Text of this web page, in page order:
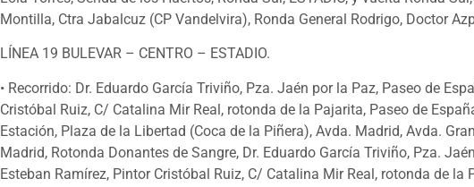
Montilla, Ctra Jabalcuz (CP Vandelvira), Ronda General Rodrigo, Doctor
LÍNEA 19 BULEVAR – CENTRO – ESTADIO.
• Recorrido: Dr. Eduardo García Triviño, Pza. Jaén por la Paz, Paseo de
Cristóbal Ruiz, C/ Catalina Mir Real, rotonda de la Pajarita, Paseo de
Estación, Plaza de la Libertad (Coca de la Piñera), Avda. Madrid, Avda.
Madrid, Rotonda Donantes de Sangre, Dr. Eduardo García Triviño, Pza.
Esteban Ramírez, Pintor Cristóbal Ruiz, C/ Catalina Mir Real, rotonda de la